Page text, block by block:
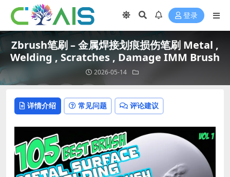
登录
Zbrush笔刷 – 金属焊接划痕损伤笔刷 Metal ,
Welding , Scratches , Damage IMM Brush
2026-05-14
详情介绍 常见问题 评论建议